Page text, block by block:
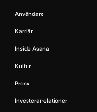
Användare
Karriär
Inside Asana
Kultur
Press
Investerarrelationer